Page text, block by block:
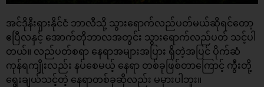
အင်ဒိုနီးရှားနိုင်ငံ ဘာလီသို့ သွားရောက်လည်ပတ်မယ်ဆိုရင်တော့
ဧပြီလနှင့် အောက်တိုဘာလအတွင်း သွားရောက်လည်ပတ် သင့်ပါ
တယ်။ လည်ပတ်စရာ နေရာအများအပြား ရှိတဲ့အပြင် ပိုက်ဆံ​
ကုန်ရကျိုးလည်း နပ်စေမယ့် နေရာ တစ်ခုဖြစ်တာကြောင့် ကွီးတို့
ရွေးချယ်သင့်တဲ့ နေရာတစ်ခုဆိုလည်း မမှားပါဘူး။